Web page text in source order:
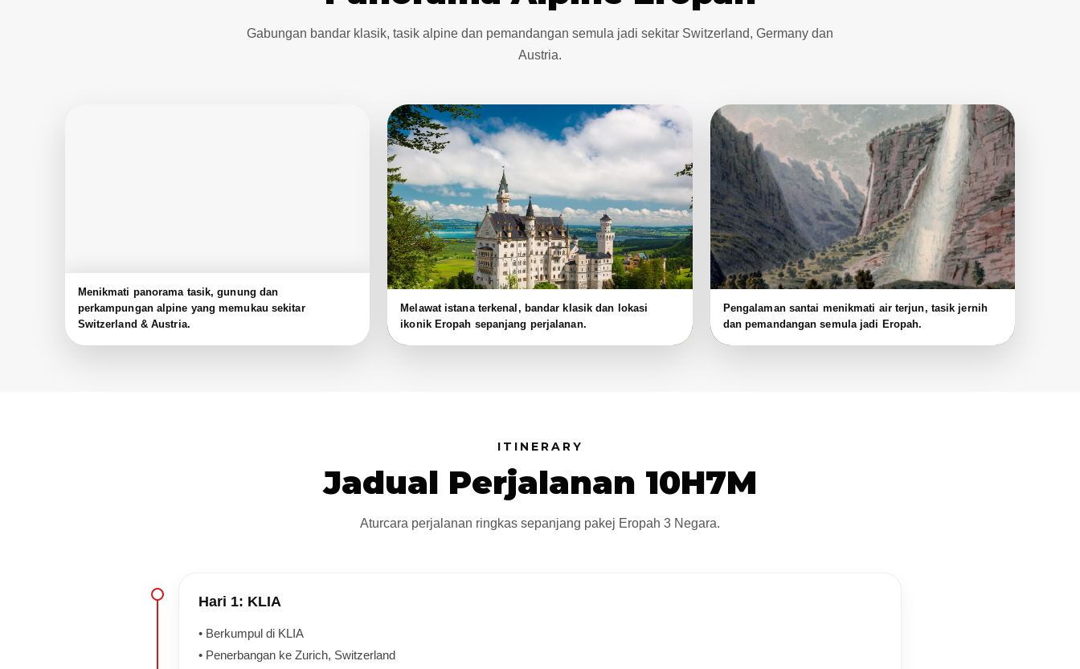
Gabungan bandar klasik, tasik alpine dan pemandangan semula jadi sekitar Switzerland, Germany dan
Austria.
Menikmati panorama tasik, gunung dan
perkampungan alpine yang memukau sekitar
Switzerland & Austria.
Melawat istana terkenal, bandar klasik dan lokasi
ikonik Eropah sepanjang perjalanan.
Pengalaman santai menikmati air terjun, tasik jernih
dan pemandangan semula jadi Eropah.
ITINERARY
Jadual Perjalanan 10H7M
Aturcara perjalanan ringkas sepanjang pakej Eropah 3 Negara.
Hari 1: KLIA
• Berkumpul di KLIA
• Penerbangan ke Zurich, Switzerland